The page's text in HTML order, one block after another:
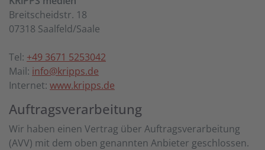
Breitscheidstr. 18
07318 Saalfeld/Saale
Tel: +49 3671 5253042
Mail: info@kripps.de
Internet: www.kripps.de
Auftragsverarbeitung
Wir haben einen Vertrag über Auftragsverarbeitung
(AVV) mit dem oben genannten Anbieter geschlossen.